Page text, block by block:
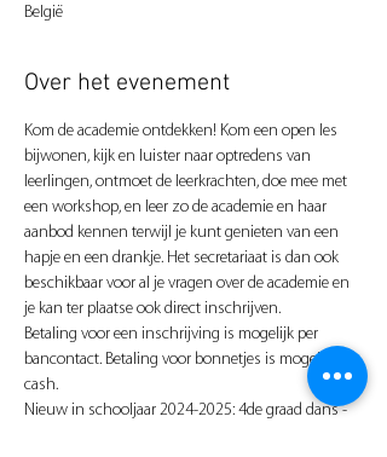
België
Over het evenement
Kom de academie ontdekken! Kom een open les
bijwonen, kijk en luister naar optredens van
leerlingen, ontmoet de leerkrachten, doe mee met
een workshop, en leer zo de academie en haar
aanbod kennen terwijl je kunt genieten van een
hapje en een drankje. Het secretariaat is dan ook
beschikbaar voor al je vragen over de academie en
je kan ter plaatse ook direct inschrijven.
Betaling voor een inschrijving is mogelijk per
bancontact. Betaling voor bonnetjes is mogelijk
cash.
Nieuw in schooljaar 2024-2025: 4de graad dans -